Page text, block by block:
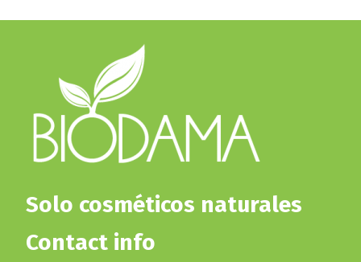
Solo cosméticos naturales
Contact info